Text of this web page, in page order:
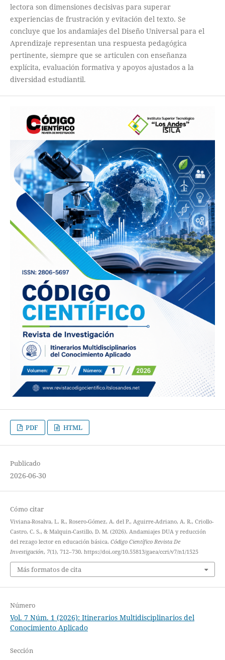
lectora son dimensiones decisivas para superar
experiencias de frustración y evitación del texto. Se
concluye que los andamiajes del Diseño Universal para el
Aprendizaje representan una respuesta pedagógica
pertinente, siempre que se articulen con enseñanza
explícita, evaluación formativa y apoyos ajustados a la
diversidad estudiantil.
PDF HTML
Publicado
2026-06-30
Cómo citar
Viviana-Rosalva, L. R., Rosero-Gómez, A. del P., Aguirre-Adriano, A. R., Criollo-
Castro, C. S., & Malquin-Castillo, D. M. (2026). Andamiajes DUA y reducción
del rezago lector en educación básica. Código Científico Revista De
Investigación, 7(1), 712–730. https://doi.org/10.55813/gaea/ccri/v7/n1/1525
Más formatos de cita
Número
Vol. 7 Núm. 1 (2026): Itinerarios Multidisciplinarios del
Conocimiento Aplicado
Sección